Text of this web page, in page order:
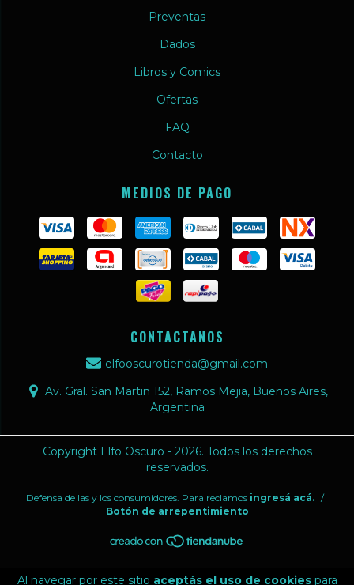
Al navegar por este sitio aceptás el uso de cookiespara
Preventas
Dados
Libros y Comics
Ofertas
FAQ
Contacto
MEDIOS DE PAGO
CONTACTANOS
elfooscurotienda@gmail.com
Av. Gral. San Martin 152, Ramos Mejia, Buenos Aires,
Argentina
Copyright Elfo Oscuro - 2026. Todos los derechos
reservados.
Defensa de las y los consumidores. Para reclamos ingresá acá. /
Botón de arrepentimiento